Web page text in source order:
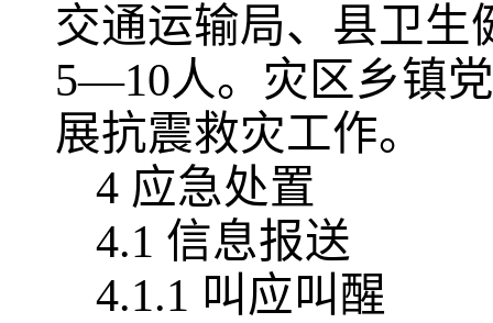
交通运输局、县卫生
5—10人。灾区乡镇
展抗震救灾工作。
4 应急处置
4.1 信息报送
4.1.1 叫应叫醒